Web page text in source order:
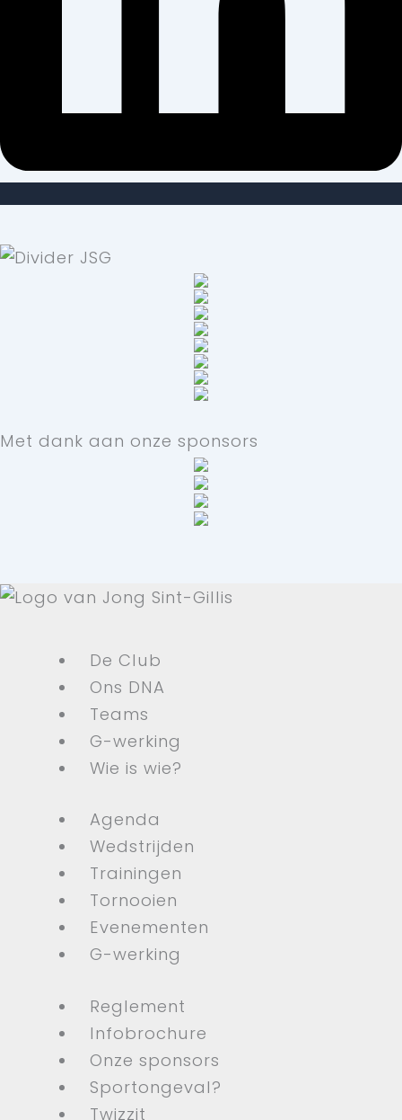
Met dank aan onze sponsors
De Club
Ons DNA
Teams
G-werking
Wie is wie?
Agenda
Wedstrijden
Trainingen
Tornooien
Evenementen
G-werking
Reglement
Infobrochure
Onze sponsors
Sportongeval?
Twizzit